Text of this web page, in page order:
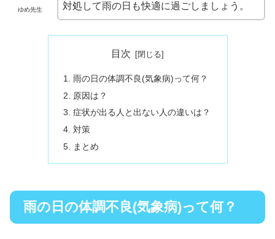
ゆめ先生
対処して雨の日も快適に過ごしましょう。
目次
雨の日の体調不良(気象病)って何？
原因は？
症状が出る人と出ない人の違いは？
対策
まとめ
雨の日の体調不良(気象病)って何？